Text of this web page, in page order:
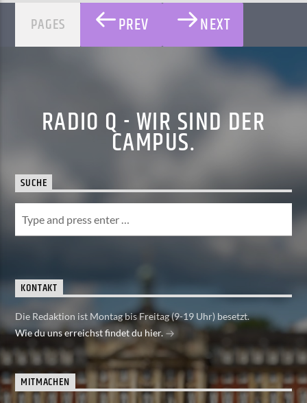
PAGES PREV NEXT
RADIO Q - WIR SIND DER
CAMPUS.
SUCHE
KONTAKT
Die Redaktion ist Montag bis Freitag (9-19 Uhr) besetzt.
Wie du uns erreichst findet du hier.
MITMACHEN